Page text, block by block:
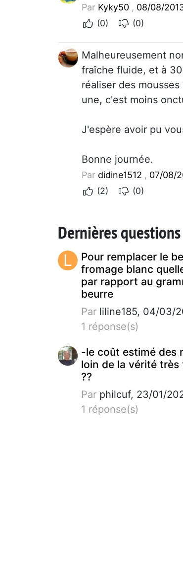
Par Kyky50 , 08/08/
(0)
(0)
Malheureusement
fraîche fluide, et à
réaliser des
une, c'est moins
J'espère avoir pu
Bonne journée.
Par didine1512 , 07/08/
(2)
(0)
Dernières questions
L
Pour remplacer le
fromage blanc
par rapport au
beurre
Par liline185, 04/03/
1 réponse(s)
-le coût estimé des
loin de la vérité très
??
Par philcuf, 23/01/
1 réponse(s)